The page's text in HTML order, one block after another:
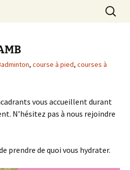
Multisports
course à pied,
, course à pied, courses à
vous accueillent durant
N’hésitez pas à nous rejoindre
prendre de quoi vous hydrater.